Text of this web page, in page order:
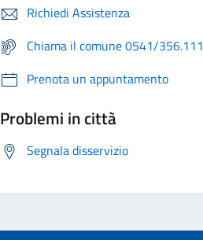
Richiedi Assistenza
Chiama il comune 0541/356.111
Prenota un appuntamento
Problemi in città
Segnala disservizio